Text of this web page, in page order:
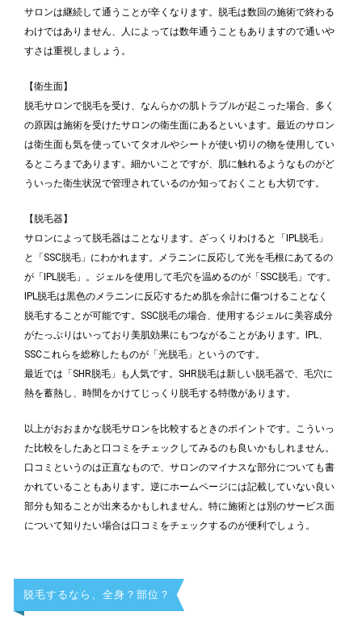
サロンは継続して通うことが辛くなります。脱毛は数回の施術で終わる
わけではありません、人によっては数年通うこともありますので通いや
すさは重視しましょう。
【衛生面】
脱毛サロンで脱毛を受け、なんらかの肌トラブルが起こった場合、多く
の原因は施術を受けたサロンの衛生面にあるといいます。最近のサロン
は衛生面も気を使っていてタオルやシートが使い切りの物を使用してい
るところまであります。細かいことですが、肌に触れるようなものがど
ういった衛生状況で管理されているのか知っておくことも大切です。
【脱毛器】
サロンによって脱毛器はことなります。ざっくりわけると「IPL脱毛」
と「SSC脱毛」にわかれます。メラニンに反応して光を毛根にあてるの
が「IPL脱毛」。ジェルを使用して毛穴を温めるのが「SSC脱毛」です。
IPL脱毛は黒色のメラニンに反応するため肌を余計に傷つけることなく
脱毛することが可能です。SSC脱毛の場合、使用するジェルに美容成分
がたっぷりはいっており美肌効果にもつながることがあります。IPL、
SSCこれらを総称したものが「光脱毛」というのです。
最近では「SHR脱毛」も人気です。SHR脱毛は新しい脱毛器で、毛穴に
熱を蓄熱し、時間をかけてじっくり脱毛する特徴があります。
以上がおおまかな脱毛サロンを比較するときのポイントです。こういっ
た比較をしたあと口コミをチェックしてみるのも良いかもしれません。
口コミというのは正直なもので、サロンのマイナスな部分についても書
かれていることもあります。逆にホームページには記載していない良い
部分も知ることが出来るかもしれません。特に施術とは別のサービス面
について知りたい場合は口コミをチェックするのが便利でしょう。
脱毛するなら、全身？部位？